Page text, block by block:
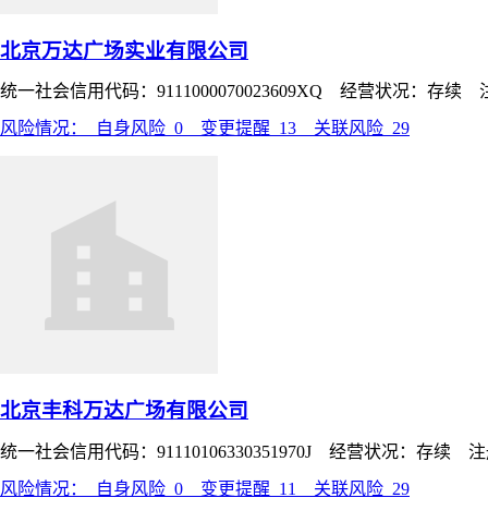
北京万达广场实业有限公司
统一社会信用代码：9111000070023609XQ 经营状况：存续
风险情况：
自身风险 0 变更提醒 13 关联风险 29
北京丰科万达广场有限公司
统一社会信用代码：91110106330351970J 经营状况：存续 注
风险情况：
自身风险 0 变更提醒 11 关联风险 29